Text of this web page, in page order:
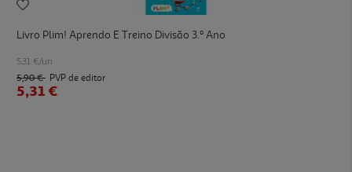
Livro Plim! Aprendo E Treino Divisão 3.º Ano
5.31 €/un
5,90 € PVP de editor
5,31 €